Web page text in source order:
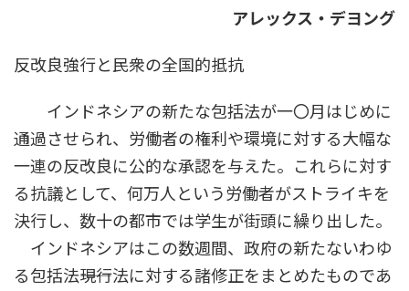
アレックス・デヨング
反改良強行と民衆の全国的抵抗
インドネシアの新たな包括法が一〇月はじめに
通過させられ、労働者の権利や環境に対する大幅な
一連の反改良に公的な承認を与えた。これらに対す
る抗議として、何万人という労働者がストライキを
決行し、数十の都市では学生が街頭に繰り出した。
インドネシアはこの数週間、政府の新たないわゆ
る包括法――現行法に対する諸修正をまとめたものであ